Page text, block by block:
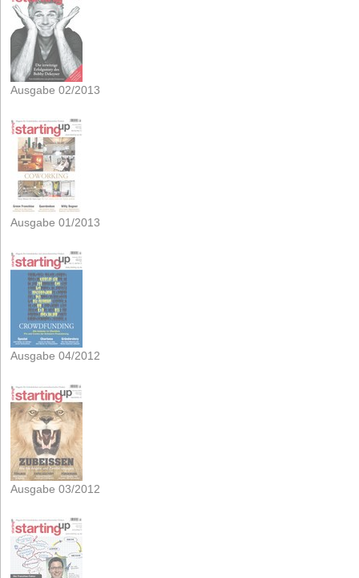
Ausgabe 02/2013
Ausgabe 01/2013
Ausgabe 04/2012
Ausgabe 03/2012